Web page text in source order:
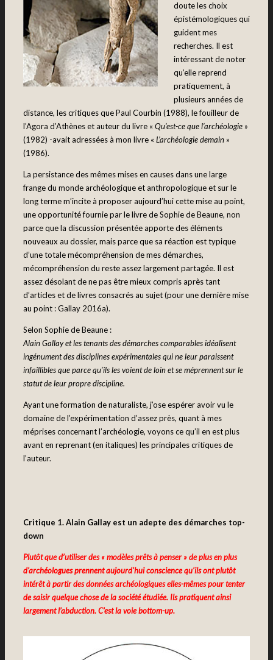
doute les choix
épistémologiques qui
guident mes
recherches. Il est
intéressant de noter
qu’elle reprend
pratiquement, à
plusieurs années de
distance, les critiques que Paul Courbin (1988), le fouilleur de
l’Agora d’Athènes et auteur du livre « Qu’est-ce que l’archéologie »
(1982) -avait adressées à mon livre « L’archéologie demain »
(1986).
La persistance des mêmes mises en causes dans une large
frange du monde archéologique et anthropologique et sur le
long terme m’incite à proposer aujourd’hui cette mise au point,
une opportunité fournie par le livre de Sophie de Beaune, non
parce que la discussion présentée apporte des éléments
nouveaux au dossier, mais parce que sa réaction est typique
d’une totale mécompréhension de mes démarches,
mécompréhension du reste assez largement partagée. Il est
assez désolant de ne pas être mieux compris après tant
d’articles et de livres consacrés au sujet (pour une dernière mise
au point : Gallay 2016a).
Selon Sophie de Beaune :
Alain Gallay et les tenants des démarches comparables idéalisent
ingénument des disciplines expérimentales qui ne leur paraissent
infaillibles que parce qu’ils les voient de loin et se méprennent sur le
statut de leur propre discipline.
Ayant une formation de naturaliste, j’ose espérer avoir vu le
domaine de l’expérimentation d’assez près, quant à mes
méprises concernant l’archéologie, voyons ce qu’il en est plus
avant en reprenant (en italiques) les principales critiques de
l’auteur.
Critique 1. Alain Gallay est un adepte des démarches top-
down
Plutôt que d’utiliser des « modèles prêts à penser » de plus en plus
d’archéologues prennent aujourd’hui conscience qu’ils ont plutôt
intérêt à partir des données archéologiques elles-mêmes pour tenter
de saisir quelque chose de la société étudiée. Ils pratiquent ainsi
largement l’abduction. C’est la voie bottom-up.